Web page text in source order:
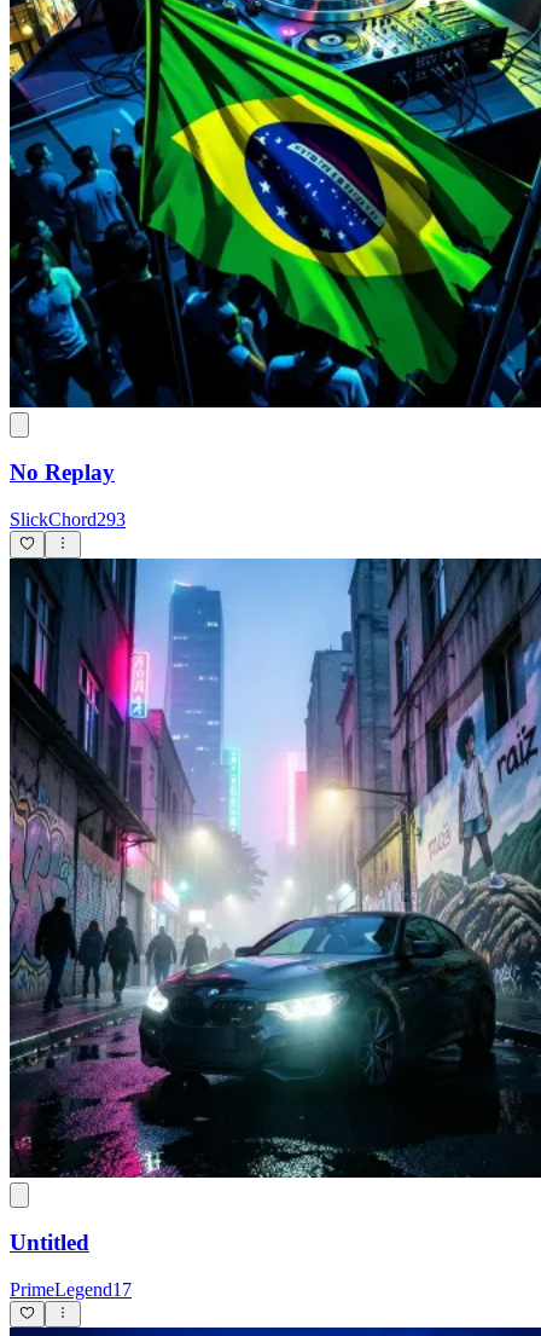
No Replay
SlickChord293
Untitled
PrimeLegend17